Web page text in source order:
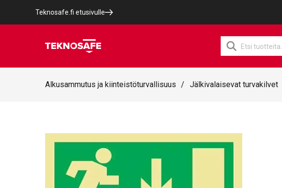
Teknosafe.fi etusivulle
Products
search
Alkusammutus ja kiinteistöturvallisuus / Jälkivalaisevat turvakilvet